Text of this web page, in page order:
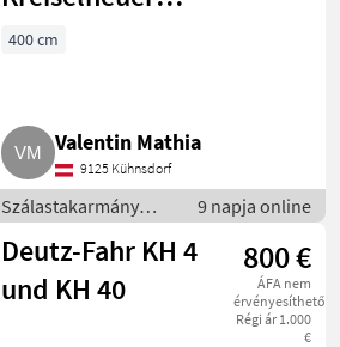
KH400D
400 cm
Valentin Mathia
9125 Kühnsdorf
Szálastakarmány
betakarítók /
Rendkezelő
9 napja online
Deutz-Fahr KH 4
und KH 40
800 €
ÁFA nem
érvényesíthető
Régi ár 1.000
€